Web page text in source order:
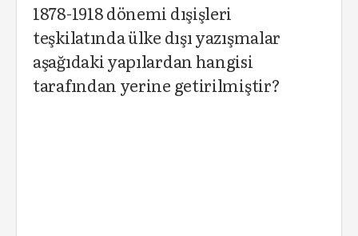
1878-1918 dönemi dışişleri
teşkilatında ülke dışı yazışmalar
aşağıdaki yapılardan hangisi
tarafından yerine getirilmiştir?